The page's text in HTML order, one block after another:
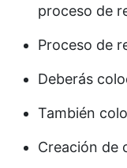
proceso de
Proceso de
Deberás
También
Creación de